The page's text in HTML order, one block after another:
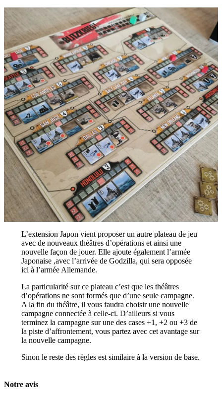
L’extension Japon vient proposer un autre plateau de jeu
avec de nouveaux théâtres d’opérations et ainsi une
nouvelle façon de jouer. Elle ajoute également l’armée
Japonaise ,avec l’arrivée de Godzilla, qui sera opposée
ici à l’armée Allemande.
La particularité sur ce plateau c’est que les théâtres
d’opérations ne sont formés que d’une seule campagne.
A la fin du théâtre, il vous faudra choisir une nouvelle
campagne connectée à celle-ci. D’ailleurs si vous
terminez la campagne sur une des cases +1, +2 ou +3 de
la piste d’affrontement, vous partez avec cet avantage sur
la nouvelle campagne.
Sinon le reste des règles est similaire à la version de base.
Notre avis